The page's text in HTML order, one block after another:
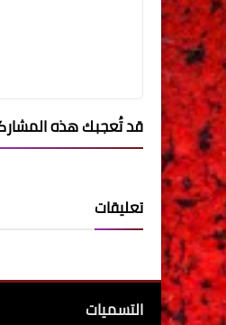
قد تُعجبك هذه
تعليقات
التسميات